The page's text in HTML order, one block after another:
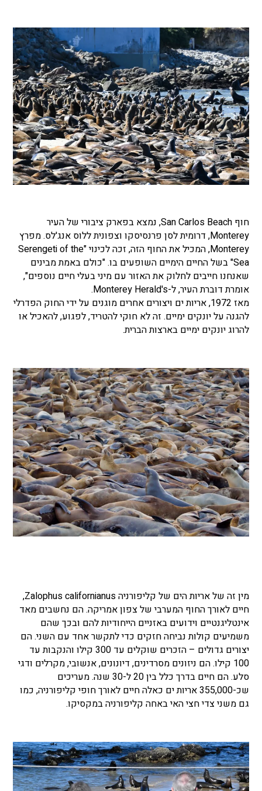
חוף San Carlos Beach, נמצא בפארק ציבורי של העיר
Monterey, דרומית לסן פרנסיסקו וצפונית ללוס אנג'לס. מפרץ
Monterey, המכיל את החוף הזה, זכה לכינוי "Serengeti of the
Sea" בשל החיים הימיים השופעים בו. "כולם באמת מבינים
שאנחנו חייבים לחלוק את האזור עם מיני בעלי חיים נוספים",
אומרת דוברת העיר, ל-Monterey Herald's.
מאז 1972, אריות ים ויצורים אחרים מוגנים על ידי החוק הפדרלי
להגנה על יונקים ימיים. זה לא חוקי להטריד, לפגוע, להאכיל או
להרוג יונקים ימיים בארצות הברית.
מין זה של אריות הים של קליפורניה Zalophus californianus,
חיים לאורך החוף המערבי של צפון אמריקה. הם נחשבים מאד
אינטליגנטיים וידועים באזניים הייחודיות להם ובכך שהם
משמיעים קולות נביחה חזקים כדי לתקשר אחד עם השני. הם
יצורים גדולים – הזכרים שוקלים עד 300 קילו והנקבות עד
100 קילו. הם ניזונים מסרדינים, דיונונים, אנשובי, מקרלים ודגי
סלע. הם חיים בדרך כלל בין 20 ל-30 שנה. מעריכים
שכ-355,000 אריות ים כאלה חיים לאורך חופי קליפורניה, כמו
גם משני צדי חצי האי באחה קליפורניה במקסיקו.